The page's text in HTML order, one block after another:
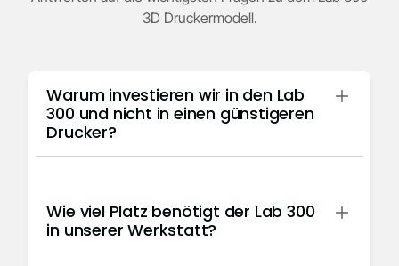
3D Druckermodell.
Warum investieren wir in den Lab
300 und nicht in einen günstigeren
Drucker?
langfristig Geld. Weniger Druckfehler bedeuten weniger
Verschwendung. Die stabilere Hardware hält länger und
das offene Materialsystem ermöglicht günstigere Harze.
Wie viel Platz benötigt der Lab 300
in unserer Werkstatt?